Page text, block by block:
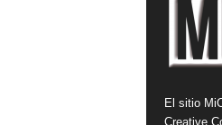
El sitio
Creative